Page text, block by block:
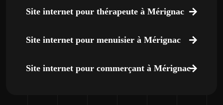
Site internet pour thérapeute à Mérignac
Site internet pour menuisier à Mérignac
Site internet pour commerçant à Mérignac